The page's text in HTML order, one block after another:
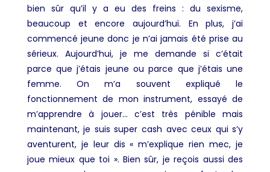
bien sûr qu’il y a eu des freins : du sexisme,
beaucoup et encore aujourd’hui. En plus, j’ai
commencé jeune donc je n’ai jamais été prise au
sérieux. Aujourd’hui, je me demande si c’était
parce que j’étais jeune ou parce que j’étais une
femme. On m’a souvent expliqué le
fonctionnement de mon instrument, essayé de
m’apprendre à jouer… c’est très pénible mais
maintenant, je suis super cash avec ceux qui s’y
aventurent, je leur dis « m’explique rien mec, je
joue mieux que toi ». Bien sûr, je reçois aussi des